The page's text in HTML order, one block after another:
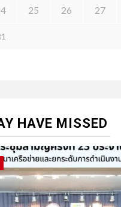
25 26 27
HAVE MISSED